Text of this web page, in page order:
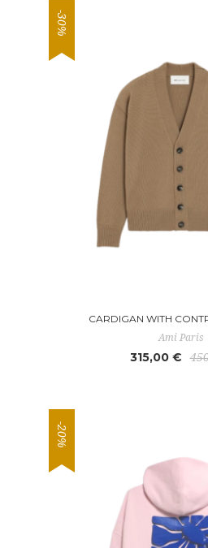
-30%
CARDIGAN WITH
Ami Paris
315,00 €
-20%